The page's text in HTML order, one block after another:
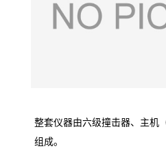
整套仪器由六级撞击器、主机
组成。